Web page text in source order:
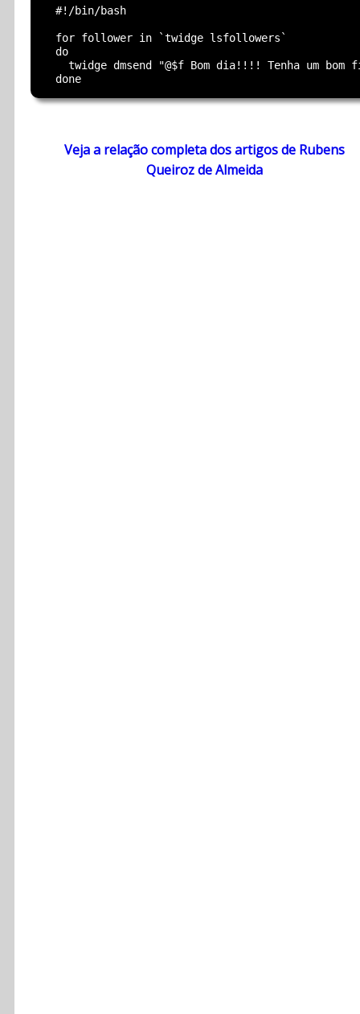
  #!/bin/bash
  for follower in `twidge lsfollowers`
  do
twidge dmsend "@$f Bom dia!!!! Tenha um bom
Veja a relação completa dos artigos de Rubens
Queiroz de Almeida